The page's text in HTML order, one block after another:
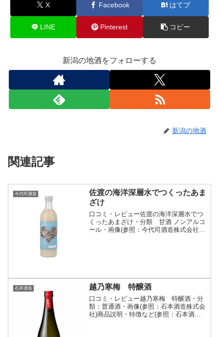
X Facebook はてブ
LINE Pinterest コピー
新潟の地酒をフォローする
新潟の地酒
関連記事
今代司酒造
佐渡の海洋深層水でつくったあま
ざけ
口コミ・レビュー佐渡の海洋深層水でつ
くったあまざけ・分類 甘酒 ノンアルコ
ール・画像(参照：今代司酒造株式会社)
石本酒造 越乃寒梅 特醸酒
口コミ・レビュー越乃寒梅 特醸酒・分
類：普通酒・画像(参照：石本酒造株式会
社)商品説明・特徴など(参照：石本酒造